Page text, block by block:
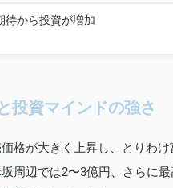
待から投資が増加
投資マインドの強さ
格が大きく上昇し、とりわ
周辺では2〜3億円、さらに